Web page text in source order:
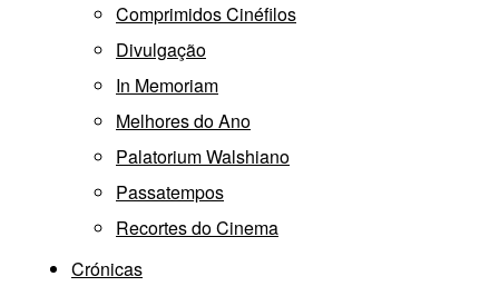
Comprimidos Cinéfilos
Divulgação
In Memoriam
Melhores do Ano
Palatorium Walshiano
Passatempos
Recortes do Cinema
Crónicas